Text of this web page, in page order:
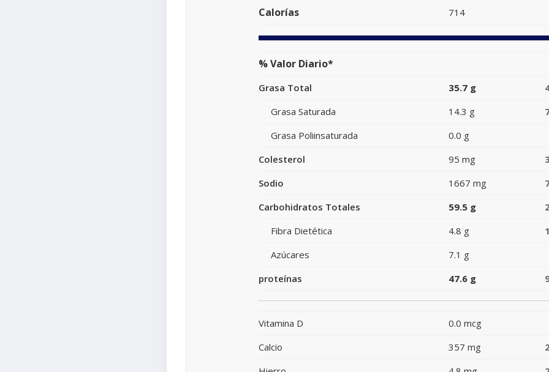
Calorías 714
% Valor Diario*
Grasa Total 35.7 g
Grasa Saturada
14.3 g
Grasa Poliinsaturada
0.0 g
Colesterol
95 mg
Sodio
1667 mg
Carbohidratos Totales
59.5 g
Fibra Dietética
4.8 g
Azúcares
7.1 g
proteínas
47.6 g
Vitamina D 0.0 mcg
Calcio
357 mg